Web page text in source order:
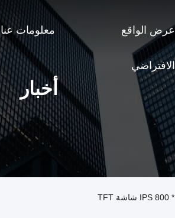
عرض الواقع
الافتراضي
معلومات عنا
أخبار